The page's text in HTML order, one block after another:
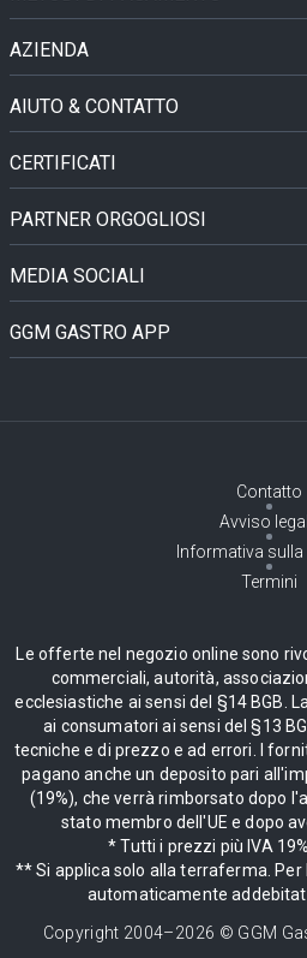
AZIENDA
AIUTO & CONTATTO
CERTIFICATI
PARTNER ORGOGLIOSI
MEDIA SOCIALI
GGM GASTRO APP
Contatto
Avviso
Informativa
Termini
Le offerte nel negozio online sono
commerciali, autorità,
ecclesiastiche ai sensi del §14 BGB.
ai consumatori ai sensi del §13
tecniche e di prezzo e ad errori. I
pagano anche un deposito pari
(19%), che verrà rimborsato dopo
stato membro dell'UE e dopo
* Tutti i prezzi più IVA
** Si applica solo alla terraferma. Per
automaticamente
Copyright 2004–2026 © GGM